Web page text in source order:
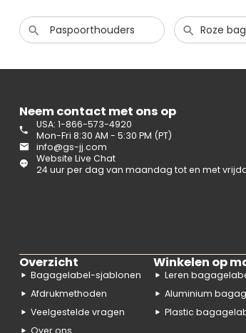
Paspoorthouders Roze
Neem contact met ons op
Website Live Chat
24 uur per dag van maandag tot en met
USA: 1-866-573-4920
Mon-Fri 8:30 AM - 5:30 PM (PT)
info@gs-jj.com
Overzicht
Bagagelabel-sjablonen
Afdrukmethoden
Veelgestelde vragen
Over ons
Winkelen op
Leren
Aluminium
Plastic